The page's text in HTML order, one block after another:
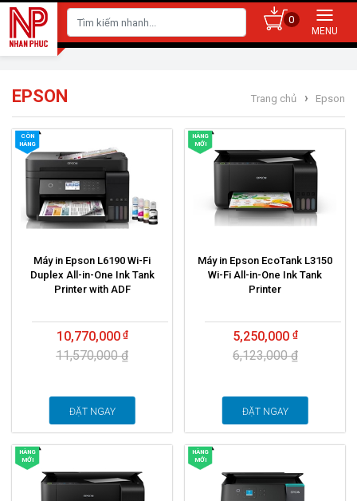
0
EPSON Trang chủ › Epson
CÒN
HÀNG
Máy in Epson L6190 Wi-Fi
Duplex All-in-One Ink Tank
Printer with ADF
10,770,000
11,570,000 ₫
ĐẶT NGAY
HÀNG
MỚI
Máy in Epson EcoTank L3150
Wi-Fi All-in-One Ink Tank
Printer
5,250,000
6,123,000 ₫
ĐẶT NGAY
HÀNG
MỚI
HÀNG
MỚI